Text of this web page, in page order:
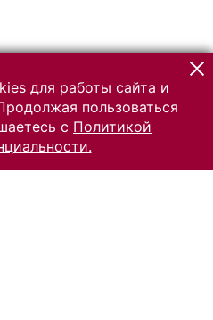
для работы сайта и
пользоваться
с Политикой